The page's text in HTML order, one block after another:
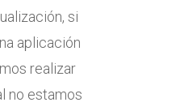
si
aplicación
realizar
no estamos